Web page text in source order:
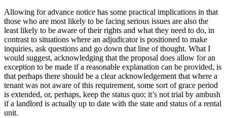
Allowing for advance notice has some practical implications in that
those who are most likely to be facing serious issues are also the
least likely to be aware of their rights and what they need to do, in
contrast to situations where an adjudicator is positioned to make
inquiries, ask questions and go down that line of thought. What I
would suggest, acknowledging that the proposal does allow for an
exception to be made if a reasonable explanation can be provided, is
that perhaps there should be a clear acknowledgement that where a
tenant was not aware of this requirement, some sort of grace period
is extended, or, perhaps, keep the status quo; it’s not trial by ambush
if a landlord is actually up to date with the state and status of a rental
unit.